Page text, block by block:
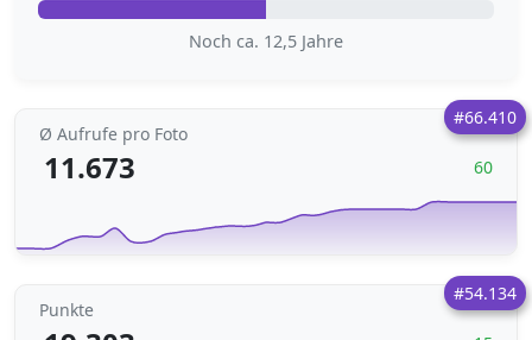
Noch ca. 12,5 Jahre
#66.410
Ø Aufrufe pro Foto
11.673 60
#54.134
Punkte